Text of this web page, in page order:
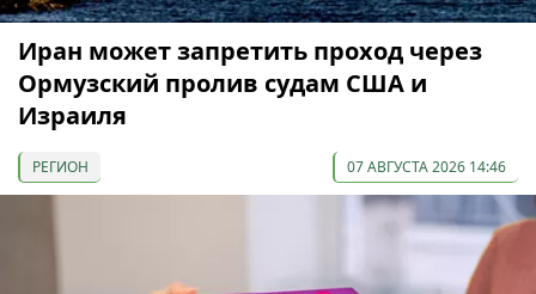
Иран может запретить проход через
Ормузский пролив судам США и
Израиля
РЕГИОН 07 АВГУСТА 2026 14:46